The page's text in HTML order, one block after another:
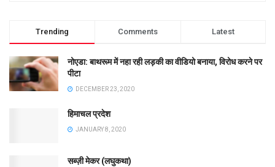
Trending Comments Latest
नोएडा: बाथरूम में नहा रही लड़की का वीडियो बनाया, विरोध करने पर
पीटा
DECEMBER 23, 2020
हिमाचल प्रदेश
JANUARY 8, 2020
सब्ज़ी मेकर (लघुकथा)